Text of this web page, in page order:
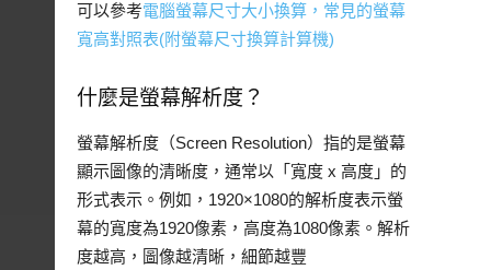
可以參考電腦螢幕尺寸大小換算，常見的螢幕
寬高對照表(附螢幕尺寸換算計算機)
什麼是螢幕解析度？
螢幕解析度（Screen Resolution）指的是螢幕
顯示圖像的清晰度，通常以「寬度 x 高度」的
形式表示。例如，1920×1080的解析度表示螢
幕的寬度為1920像素，高度為1080像素。解析
度越高，圖像越清晰，細節越豐